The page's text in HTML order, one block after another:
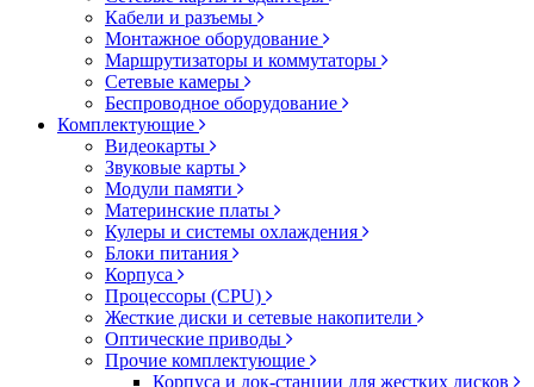
Кабели и разъемы
Монтажное оборудование
Маршрутизаторы и коммутаторы
Сетевые камеры
Беспроводное оборудование
Комплектующие
Видеокарты
Звуковые карты
Модули памяти
Материнские платы
Кулеры и системы охлаждения
Блоки питания
Корпуса
Процессоры (CPU)
Жесткие диски и сетевые накопители
Оптические приводы
Прочие комплектующие
Корпуса и док-станции для жестких дисков